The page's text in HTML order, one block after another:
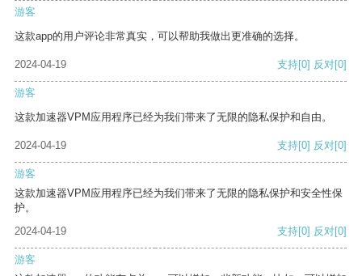
游客
这款app的用户评论非常真实，可以帮助我做出更准确的选择。
2024-04-19 支持[0] 反对[0]
游客
这款加速器VPM应用程序已经为我们带来了无限的隐私保护和自由。
2024-04-19 支持[0] 反对[0]
游客
这款加速器VPM应用程序已经为我们带来了无限的隐私保护和安全性保
护。
2024-04-19
支持[0] 反对[0]
游客